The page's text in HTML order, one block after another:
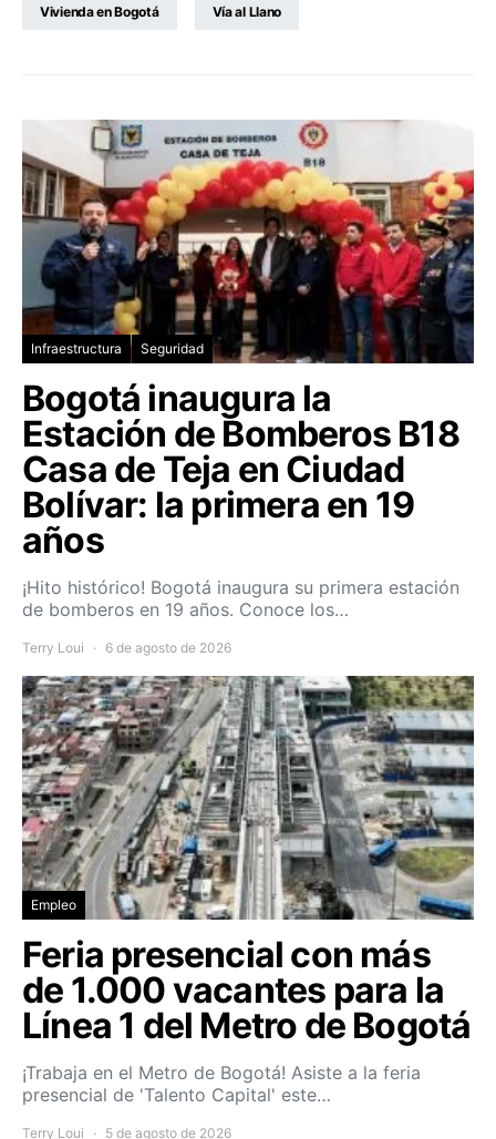
Vivienda en Bogotá Vía al Llano
Infraestructura Seguridad
Bogotá inaugura la
Estación de Bomberos B18
Casa de Teja en Ciudad
Bolívar: la primera en 19
años
¡Hito histórico! Bogotá inaugura su primera estación
de bomberos en 19 años. Conoce los…
Terry Loui 6 de agosto de 2026
Empleo
Feria presencial con más
de 1.000 vacantes para la
Línea 1 del Metro de Bogotá
¡Trabaja en el Metro de Bogotá! Asiste a la feria
presencial de 'Talento Capital' este…
Terry Loui 5 de agosto de 2026